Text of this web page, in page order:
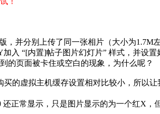
，并分别上传了同一张相片（大小为1.7M左
入 “[内置]帖子图片幻灯片” 样式，并设置
的页面被卡住或空白的现象，为什么呢？
的虚拟主机缓存设置相对比较小，所以
正常显示，只是图片显示的为一个红X，